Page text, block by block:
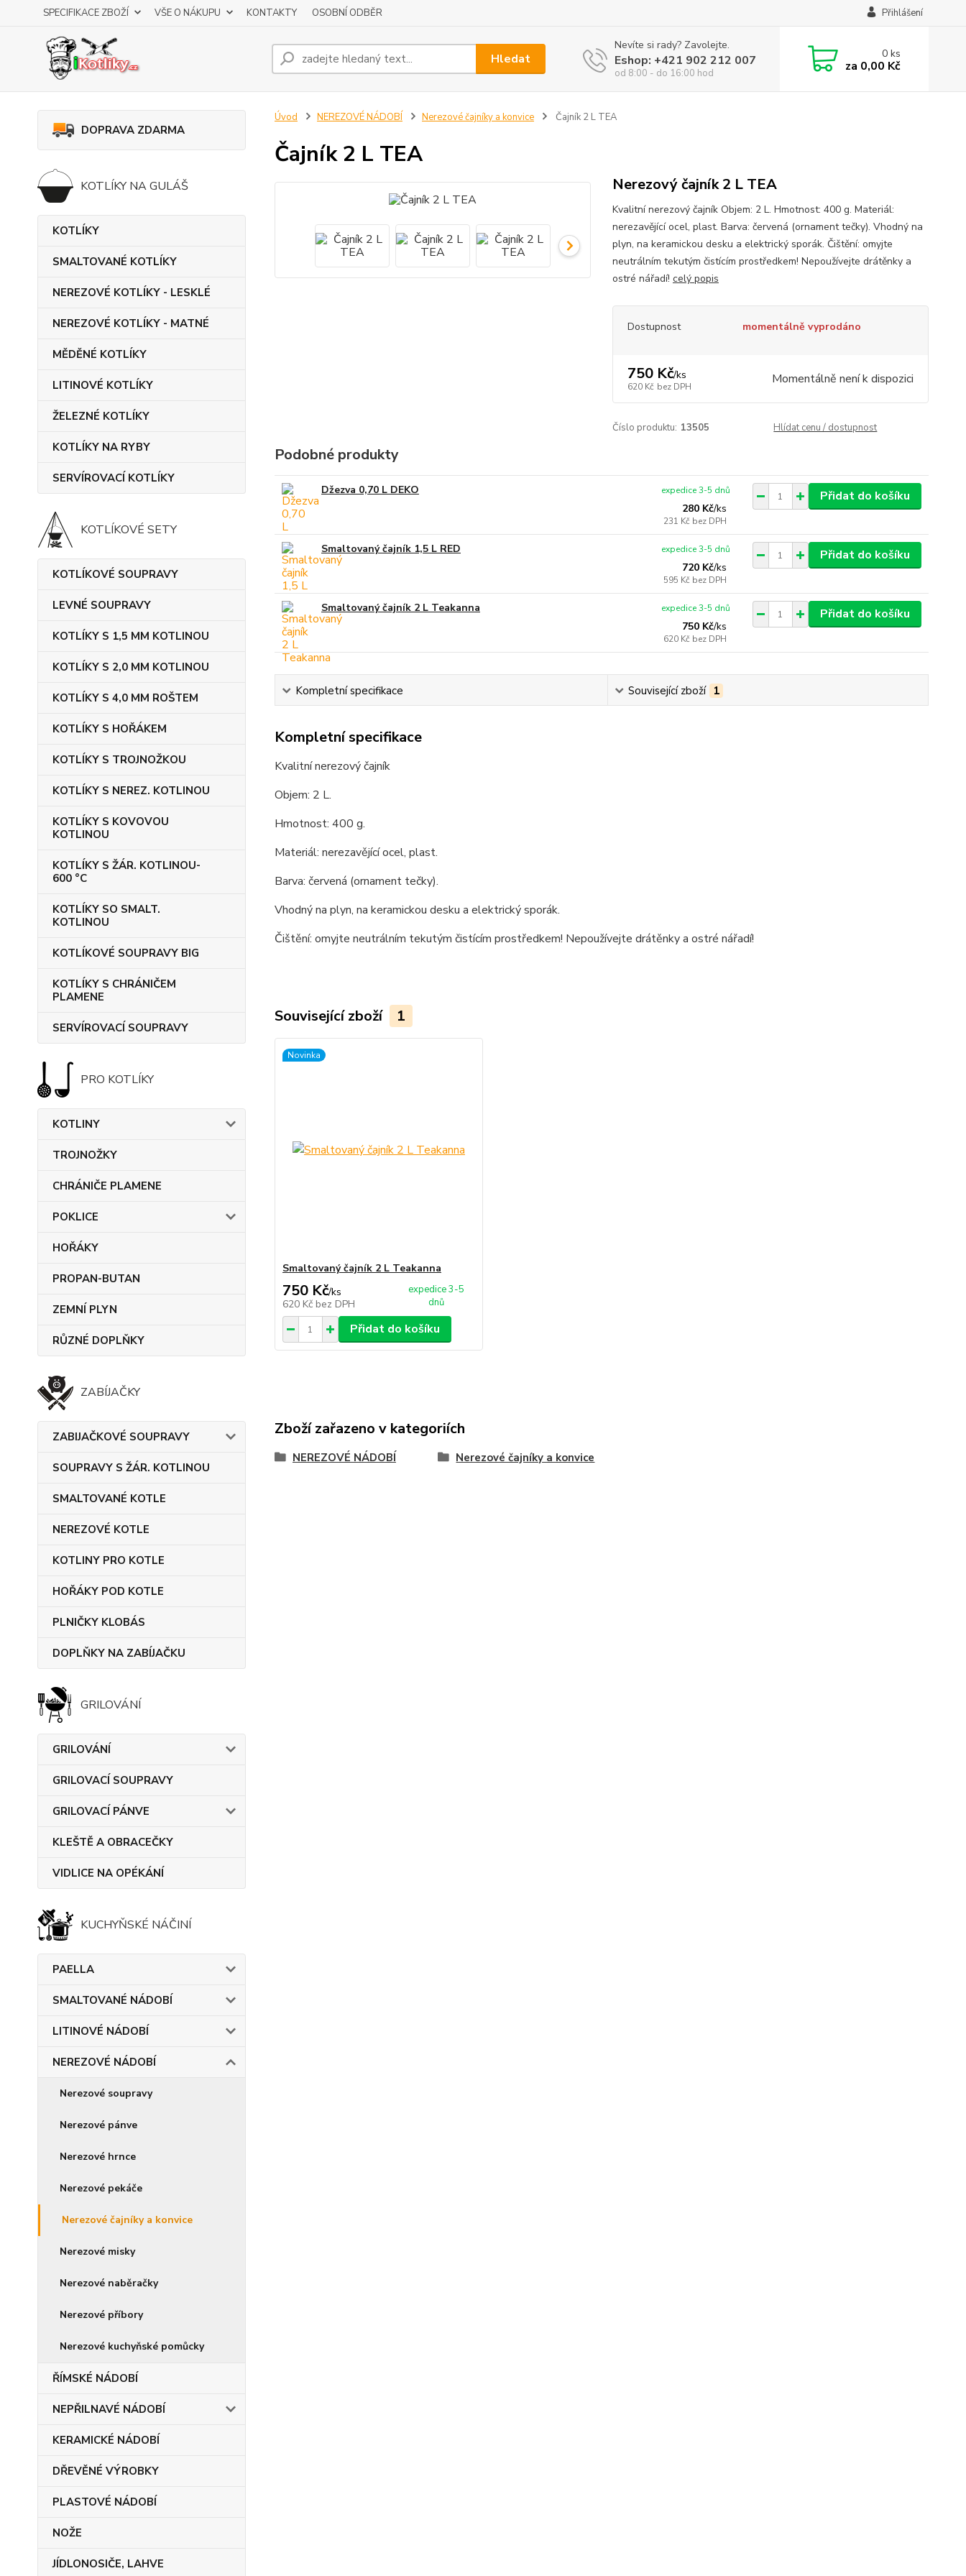
SPECIFIKACE ZBOŽÍ VŠE O NÁKUPU KONTAKTY OSOBNÍ ODBĚR Přihlášení
Hledat
Nevíte si rady? Zavolejte.
Eshop: +421 902 212 007
od 8:00 - do 16:00 hod
0ks
za 0,00 Kč
DOPRAVA ZDARMA
KOTLÍKY NA GULÁŠ
KOTLÍKY
SMALTOVANÉ KOTLÍKY
NEREZOVÉ KOTLÍKY - LESKLÉ
NEREZOVÉ KOTLÍKY - MATNÉ
MĚDĚNÉ KOTLÍKY
LITINOVÉ KOTLÍKY
ŽELEZNÉ KOTLÍKY
KOTLÍKY NA RYBY
SERVÍROVACÍ KOTLÍKY
KOTLÍKOVÉ SETY
KOTLÍKOVÉ SOUPRAVY
LEVNÉ SOUPRAVY
KOTLÍKY S 1,5 MM KOTLINOU
KOTLÍKY S 2,0 MM KOTLINOU
KOTLÍKY S 4,0 MM ROŠTEM
KOTLÍKY S HOŘÁKEM
KOTLÍKY S TROJNOŽKOU
KOTLÍKY S NEREZ. KOTLINOU
KOTLÍKY S KOVOVOU
KOTLINOU
KOTLÍKY S ŽÁR. KOTLINOU-
600 °C
KOTLÍKY SO SMALT.
KOTLINOU
KOTLÍKOVÉ SOUPRAVY BIG
KOTLÍKY S CHRÁNIČEM
PLAMENE
SERVÍROVACÍ SOUPRAVY
PRO KOTLÍKY
KOTLINY
TROJNOŽKY
CHRÁNIČE PLAMENE
POKLICE
HOŘÁKY
PROPAN-BUTAN
ZEMNÍ PLYN
RŮZNÉ DOPLŇKY
ZABÍJAČKY
ZABIJAČKOVÉ SOUPRAVY
SOUPRAVY S ŽÁR. KOTLINOU
SMALTOVANÉ KOTLE
NEREZOVÉ KOTLE
KOTLINY PRO KOTLE
HOŘÁKY POD KOTLE
PLNIČKY KLOBÁS
DOPLŇKY NA ZABÍJAČKU
GRILOVÁNÍ
GRILOVÁNÍ
GRILOVACÍ SOUPRAVY
GRILOVACÍ PÁNVE
KLEŠTĚ A OBRACEČKY
VIDLICE NA OPÉKÁNÍ
KUCHYŇSKÉ NÁČINÍ
PAELLA
SMALTOVANÉ NÁDOBÍ
LITINOVÉ NÁDOBÍ
NEREZOVÉ NÁDOBÍ
Nerezové soupravy
Nerezové pánve
Nerezové hrnce
Nerezové pekáče
Nerezové čajníky a konvice
Nerezové misky
Nerezové naběračky
Nerezové příbory
Nerezové kuchyňské pomůcky
ŘÍMSKÉ NÁDOBÍ
NEPŘILNAVÉ NÁDOBÍ
KERAMICKÉ NÁDOBÍ
DŘEVĚNÉ VÝROBKY
PLASTOVÉ NÁDOBÍ
NOŽE
JÍDLONOSIČE, LAHVE
Úvod NEREZOVÉ NÁDOBÍ Nerezové čajníky a konvice Čajník 2 L TEA
Čajník 2 L TEA
Nerezový čajník 2 L TEA
Kvalitní nerezový čajník Objem: 2 L. Hmotnost: 400 g. Materiál:
nerezavějící ocel, plast. Barva: červená (ornament tečky). Vhodný na
plyn, na keramickou desku a elektrický sporák. Čištění: omyjte
neutrálním tekutým čistícím prostředkem! Nepoužívejte drátěnky a
ostré nářadí! celý popis
Dostupnost momentálně vyprodáno
750 Kč/ks
620 Kč bez DPH Momentálně není k dispozici
Číslo produktu: 13505 Hlídat cenu / dostupnost
Podobné produkty
Džezva 0,70 L DEKO
280 Kč/ks
231 Kč bez DPH
expedice 3-5 dnů Přidat do košíku
Smaltovaný čajník 1,5 L RED
720 Kč/ks
595 Kč bez DPH
expedice 3-5 dnů Přidat do košíku
Smaltovaný čajník 2 L Teakanna
750 Kč/ks
620 Kč bez DPH
expedice 3-5 dnů Přidat do košíku
Kompletní specifikace Související zboží 1
Kompletní specifikace
Kvalitní nerezový čajník
Objem: 2 L.
Hmotnost: 400 g.
Materiál: nerezavějící ocel, plast.
Barva: červená (ornament tečky).
Vhodný na plyn, na keramickou desku a elektrický sporák.
Čištění: omyjte neutrálním tekutým čistícím prostředkem! Nepoužívejte drátěnky a ostré nářadí!
Související zboží 1
Novinka
Smaltovaný čajník 2 L Teakanna
750 Kč/ks
620 Kč bez DPH
expedice 3-5
dnů
Přidat do košíku
Zboží zařazeno v kategoriích
NEREZOVÉ NÁDOBÍ Nerezové čajníky a konvice